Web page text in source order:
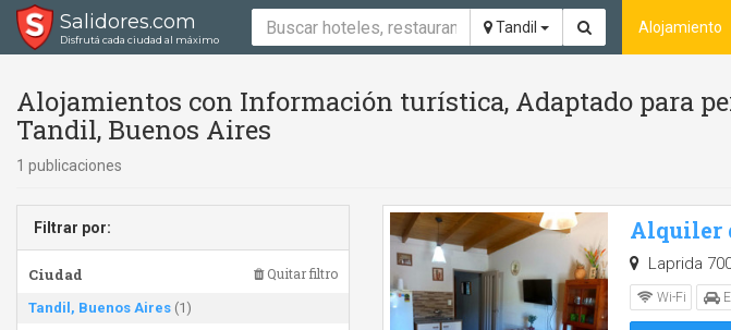
Salidores.com
Disfrutá cada ciudad al máximo
Tandil Alojamiento
Alojamientos con Información turística, Adaptado para
Tandil, Buenos Aires
1 publicaciones
Filtrar por:
Ciudad Quitar filtro
Tandil, Buenos Aires (1)
Alquiler
Laprida
Wi-Fi